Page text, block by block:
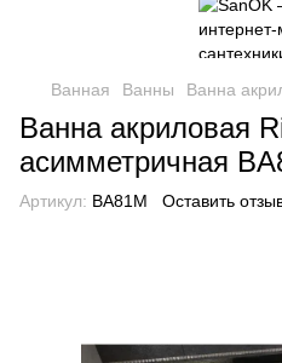
Ванная Ванны Ванна
Ванна акриловая
асимметричная
Артикул: BA81М Оставить